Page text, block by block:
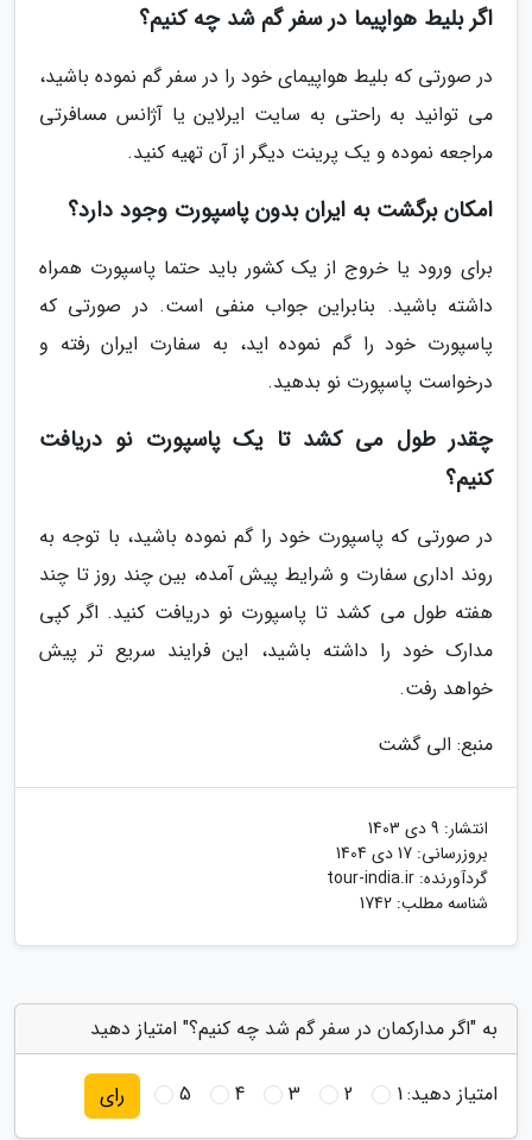
اگر بلیط هواپیما در سفر گم شد چه کنیم؟
در صورتی که بلیط هواپیمای خود را در سفر گم نموده باشید،
می توانید به راحتی به سایت ایرلاین یا آژانس مسافرتی
مراجعه نموده و یک پرینت دیگر از آن تهیه کنید.
امکان برگشت به ایران بدون پاسپورت وجود دارد؟
برای ورود یا خروج از یک کشور باید حتما پاسپورت همراه
داشته باشید. بنابراین جواب منفی است. در صورتی که
پاسپورت خود را گم نموده اید، به سفارت ایران رفته و
درخواست پاسپورت نو بدهید.
چقدر طول می کشد تا یک پاسپورت نو دریافت
کنیم؟
در صورتی که پاسپورت خود را گم نموده باشید، با توجه به
روند اداری سفارت و شرایط پیش آمده، بین چند روز تا چند
هفته طول می کشد تا پاسپورت نو دریافت کنید. اگر کپی
مدارک خود را داشته باشید، این فرایند سریع تر پیش
خواهد رفت.
منبع: الی گشت
انتشار: 9 دی 1403
بروزرسانی: 17 دی 1404
گردآورنده: tour-india.ir
شناسه مطلب: 1742
به "اگر مدارکمان در سفر گم شد چه کنیم؟" امتیاز دهید
امتیاز دهید:1
2
3
4
5 رای